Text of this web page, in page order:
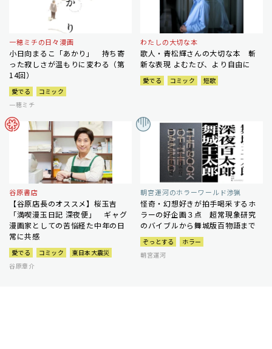
一穂ミチの日々漫画
小日向まるこ「あかり」 持ち寄
った寂しさが温もりに変わる（第
14回）
愛でる
コミック
一穂ミチ
わたしの大切な本
歌人・青松輝さんの大切な本 斬
新な表現 よむたび、より自由に
愛でる コミック 短歌
谷原書店
【谷原店長のオススメ】桜玉吉
「満喫漫玉日記 深夜便」 ギャグ
漫画家としての苦悩経た中年の日
常に共感
愛でる コミック
東日本大震災
谷原章介
朝宮運河のホラーワールド渉猟
怪奇・幻想好きが拍手喝采するホ
ラーの好企画３点 超常現象研究
のバイブルから舞城版百物語まで
ぞっとする
ホラー
朝宮運河